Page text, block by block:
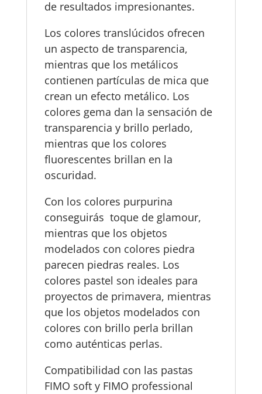
de resultados impresionantes.
Los colores translúcidos ofrecen
un aspecto de transparencia,
mientras que los metálicos
contienen partículas de mica que
crean un efecto metálico. Los
colores gema dan la sensación de
transparencia y brillo perlado,
mientras que los colores
fluorescentes brillan en la
oscuridad.
Con los colores purpurina
conseguirás toque de glamour,
mientras que los objetos
modelados con colores piedra
parecen piedras reales. Los
colores pastel son ideales para
proyectos de primavera, mientras
que los objetos modelados con
colores con brillo perla brillan
como auténticas perlas.
Compatibilidad con las pastas
FIMO soft y FIMO professional